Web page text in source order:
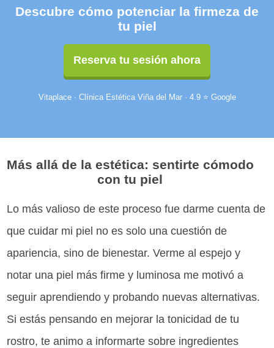
Descubre cómo potenciar la firmeza de
tu piel
Reserva tu sesión ahora
Vitaplace · Clínica Estética Viña del Mar · 4.9 ⭐ Google
Más allá de la estética: sentirte cómodo
con tu piel
Lo más valioso de este proceso fue darme cuenta de
que cuidar mi piel no es solo una cuestión de
apariencia, sino de bienestar. Verme al espejo y
notar una piel más firme y luminosa me motivó a
seguir aprendiendo y probando nuevas alternativas.
Si estás pensando en mejorar la tonicidad de tu
rostro, te animo a informarte sobre ingredientes